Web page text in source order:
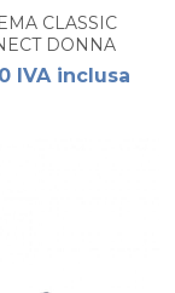
CLASSIC
DONNA
IVA inclusa